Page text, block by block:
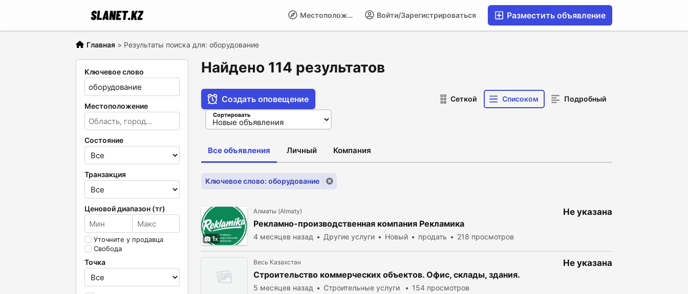
Разместить объявление
Войти/Зарегистрироваться
Местоположение
Главная > Результаты поиска для: оборудование
Ключевое слово
Местоположение
Состояние
Транзакция
Ценовой диапазон (тг)
Уточните у продавца
Свобода
Точка
Найдено 114 результатов
Создать оповещение Сеткой Списоком Подробный
Сортировать
Все объявления Личный Компания
Ключевое слово: оборудование
1
Алматы (Almaty)
Рекламно-производственная компания Рекламика
4 месяцев назад Другие услуги Новый продать 218 просмотров
Не указана
Весь Казахстан
Строительство коммерческих объектов. Офис, склады, здания.
5 месяцев назад Cтроительные услуги 154 просмотров
Не указана